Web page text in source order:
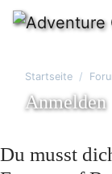
Startseite
Anmelden
Du musst